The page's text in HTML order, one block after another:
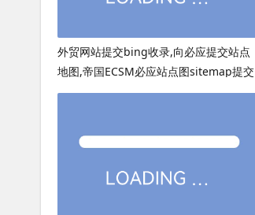
外贸网站提交bing收录,向必应提交站点
地图,帝国ECSM必应站点图sitemap提交